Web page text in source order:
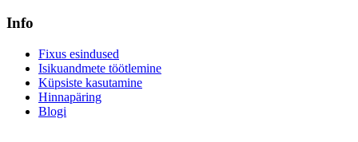
Info
Fixus esindused
Isikuandmete töötlemine
Küpsiste kasutamine
Hinnapäring
Blogi